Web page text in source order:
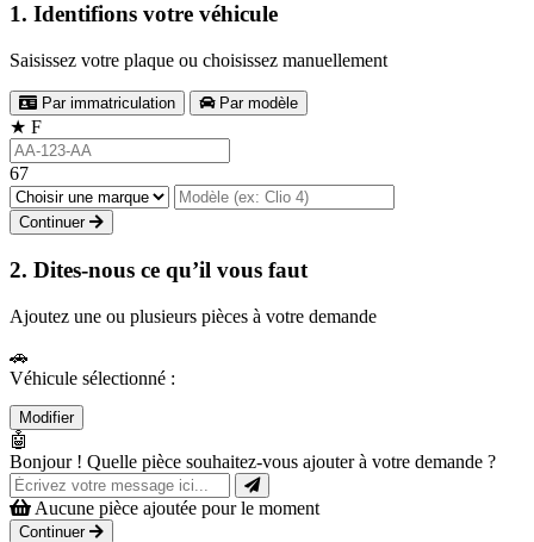
1. Identifions votre véhicule
Saisissez votre plaque ou choisissez manuellement
Par immatriculation Par modèle
★ F
67
Continuer
2. Dites-nous ce qu’il vous faut
Ajoutez une ou plusieurs pièces à votre demande
🚗
Véhicule sélectionné :
Modifier
🤖
Bonjour ! Quelle pièce souhaitez-vous ajouter à votre demande ?
Aucune pièce ajoutée pour le moment
Continuer